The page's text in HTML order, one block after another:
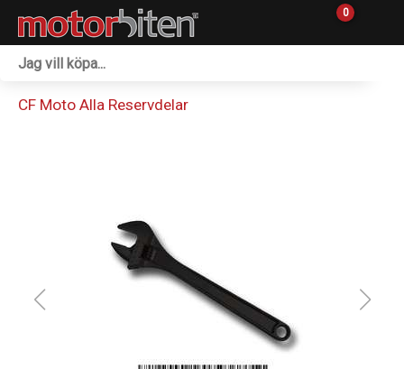
0
Reservdelar
Sprängskisser
CF Moto Alla Reservdelar